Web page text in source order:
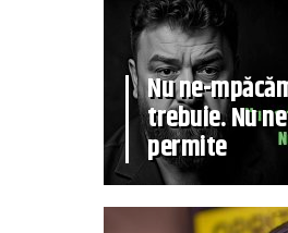
Nu ne-
trebuie. Nu
permite